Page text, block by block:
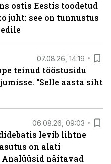
ostis Eestis toodetud
juht: see on tunnustus
07.08.26, 14:19
teinud tööstusidu
“Selle aasta siht
06.08.26, 09:03
levib lihtne
on alati
Analüüsid näitavad